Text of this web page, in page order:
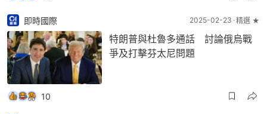
即時國際 2025-02-23 精選 ★
特朗普與杜魯多通話 討論俄烏戰
爭及打擊芬太尼問題
10